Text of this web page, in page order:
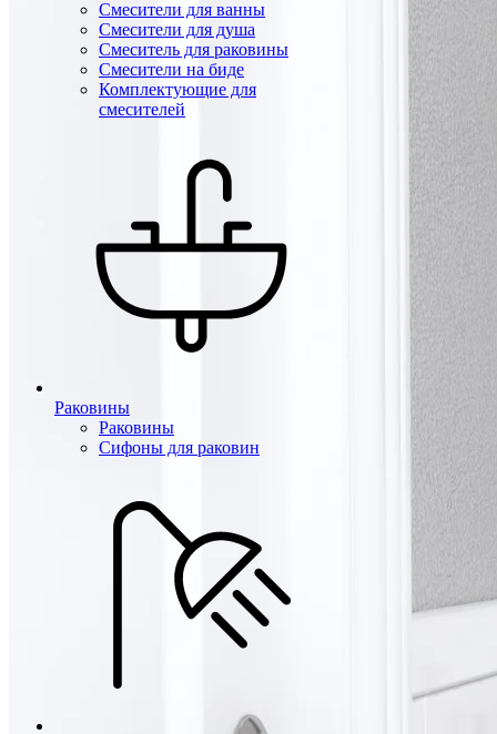
Смесители для ванны
Смесители для душа
Смеситель для раковины
Смесители на биде
Комплектующие для
смесителей
Раковины
Раковины
Сифоны для раковин